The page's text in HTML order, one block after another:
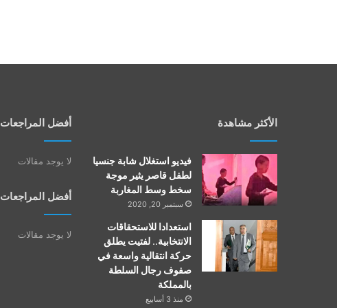
الأكثر مشاهدة
فيديو استغلال شابة جنسيا
لطفل قاصر يثير موجة
سخط وسط المغاربة
سبتمبر 20, 2020
استعدادا للاستحقاقات
الانتخابية.. لفتيت يطلق
حركة انتقالية واسعة في
صفوف رجال السلطة
بالمملكة
منذ 3 أسابيع
أفضل المراجعات
لا يوجد مقالات
أفضل المراجعات
لا يوجد مقالات